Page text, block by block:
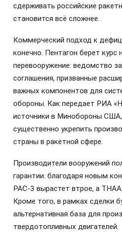
сдерживать российские
становится всё сложнее.
Коммерческий подход к
конечно. Пентагон берет курс
перевооружение: ведомство
соглашения, призванные
важных компонентов для
обороны. Как передает РИА
источники в Минобороны
существенно укрепить
страны в ракетной сфере.
Производители вооружений
гарантии: благодаря новым
PAC-3 вырастет втрое, а
Кроме того, в рамках сделки
альтернативная база для
твердотопливных двигателей.